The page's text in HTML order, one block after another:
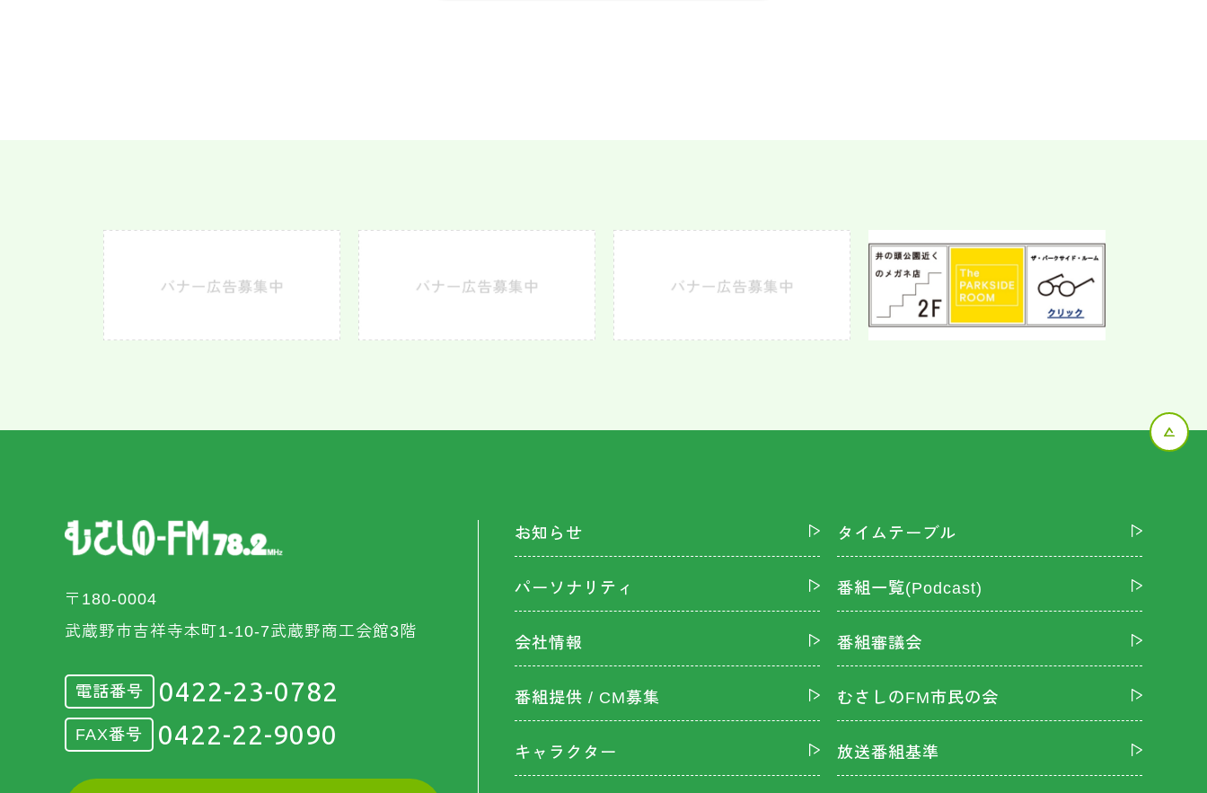
〒180-0004
武蔵野市吉祥寺本町1-10-7武蔵野商工会館3階
電話番号 0422-23-0782
FAX番号 0422-22-9090
お知らせ タイムテーブル
パーソナリティ 番組一覧(Podcast)
会社情報 番組審議会
番組提供 / CM募集 むさしのFM市民の会
キャラクター 放送番組基準